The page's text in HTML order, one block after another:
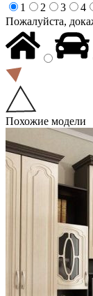
1
2 3 4
Пожалуйста,
Похожие модели